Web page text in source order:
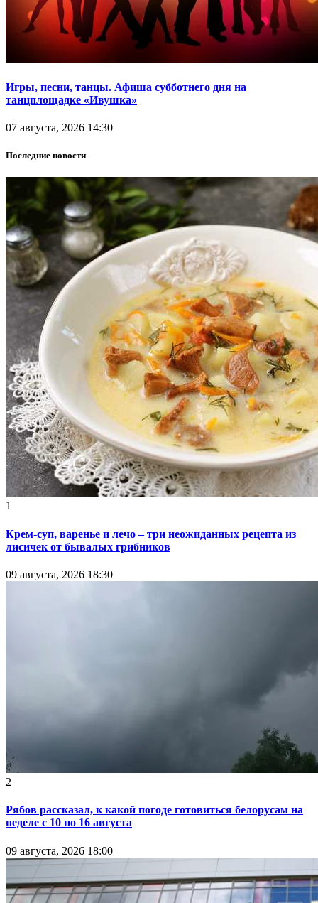
Игры, песни, танцы. Афиша субботнего дня на
танцплощадке «Ивушка»
07 августа, 2026 14:30
Последние новости
1
Крем-суп, варенье и лечо – три неожиданных рецепта из
лисичек от бывалых грибников
09 августа, 2026 18:30
2
Рябов рассказал, к какой погоде готовиться белорусам на
неделе с 10 по 16 августа
09 августа, 2026 18:00